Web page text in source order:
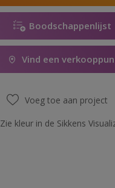
Boodschappenlijst
Vind een
Voeg toe aan project
Zie kleur in de Sikkens